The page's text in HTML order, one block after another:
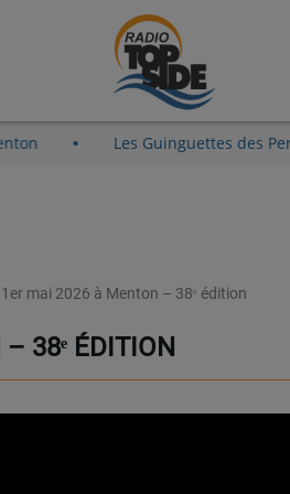
Menton Les Guinguettes
mai 2026 à Menton – 38ᵉ édition
38ᵉ ÉDITION